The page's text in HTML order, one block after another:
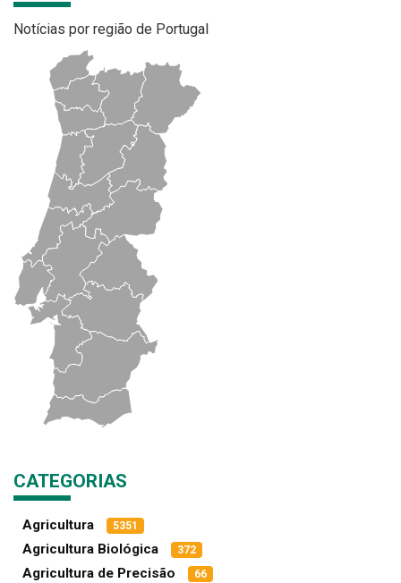
Notícias por região de Portugal
CATEGORIAS
Agricultura 5351
Agricultura Biológica 372
Agricultura de Precisão 66